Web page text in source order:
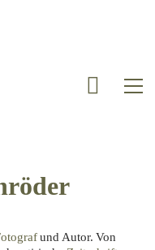
und Autor. Von